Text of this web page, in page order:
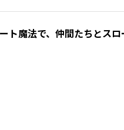
ト魔法で、仲間たちとス